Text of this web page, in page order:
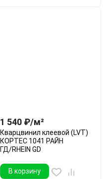
1 540 ₽/м²
Кварцвинил клеевой (LVT)
КОРТЕС 1041 РАЙН
ГД/RHEIN GD
В корзину